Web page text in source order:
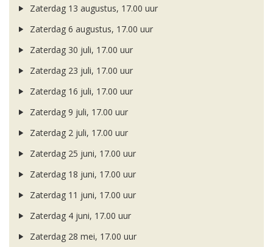
Zaterdag 13 augustus, 17.00 uur
Zaterdag 6 augustus, 17.00 uur
Zaterdag 30 juli, 17.00 uur
Zaterdag 23 juli, 17.00 uur
Zaterdag 16 juli, 17.00 uur
Zaterdag 9 juli, 17.00 uur
Zaterdag 2 juli, 17.00 uur
Zaterdag 25 juni, 17.00 uur
Zaterdag 18 juni, 17.00 uur
Zaterdag 11 juni, 17.00 uur
Zaterdag 4 juni, 17.00 uur
Zaterdag 28 mei, 17.00 uur